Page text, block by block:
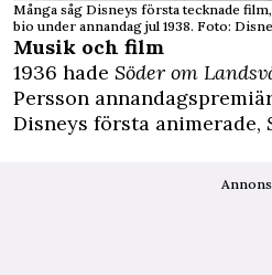
Många såg Disneys första tecknade film,
bio under annandag jul 1938. Foto:
Musik och film
1936 hade Söder om
Persson
Disneys första animerade,
Annons